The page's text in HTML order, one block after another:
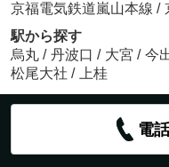
京福電気鉄道嵐山本線 /
駅から探す
烏丸 / 丹波口 / 大宮 / 今
松尾大社 / 上桂
電